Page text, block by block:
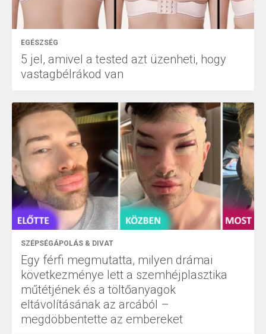
EGÉSZSÉG
5 jel, amivel a tested azt üzenheti, hogy
vastagbélrákod van
SZÉPSÉGÁPOLÁS & DIVAT
Egy férfi megmutatta, milyen drámai
következménye lett a szemhéjplasztika
műtétjének és a töltőanyagok
eltávolításának az arcából –
megdöbbentette az embereket